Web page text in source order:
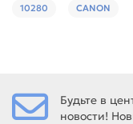
10280 CANON
Будьте в
новости!